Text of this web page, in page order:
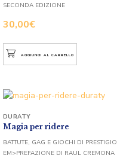
30,00€
SECONDA EDIZIONE
AGGIUNGI AL CARRELLO
Magia per ridere
DURATY
BATTUTE, GAG E GIOCHI DI PRESTIGIO
EM>PREFAZIONE DI RAUL CREMONA